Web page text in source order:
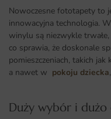
Nowoczesne fototapety to
innowacyjna technologia.
winylu są niezwykle
co sprawia, że doskonale
pomieszczeniach, takich jak
a nawet w pokoju dziecka,
Duży wybór i dużo